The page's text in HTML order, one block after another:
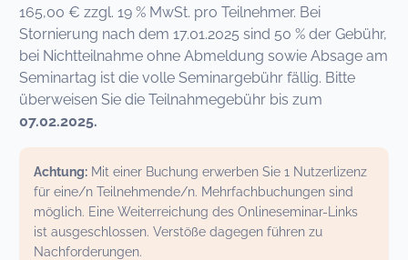
165,00 € zzgl. 19 % MwSt. pro Teilnehmer. Bei
Stornierung nach dem 17.01.2025 sind 50 % der Gebühr,
bei Nichtteilnahme ohne Abmeldung sowie Absage am
Seminartag ist die volle Seminargebühr fällig. Bitte
überweisen Sie die Teilnahmegebühr bis zum
07.02.2025.
Achtung: Mit einer Buchung erwerben Sie 1 Nutzerlizenz
für eine/n Teilnehmende/n. Mehrfachbuchungen sind
möglich. Eine Weiterreichung des Onlineseminar-Links
ist ausgeschlossen. Verstöße dagegen führen zu
Nachforderungen.